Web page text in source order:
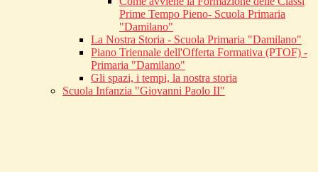
Prime Tempo Pieno- Scuola Primaria
"Damilano"
La Nostra Storia - Scuola Primaria "Damilano"
Piano Triennale dell'Offerta Formativa (PTOF) -
Primaria "Damilano"
Gli spazi, i tempi, la nostra storia
Scuola Infanzia "Giovanni Paolo II"